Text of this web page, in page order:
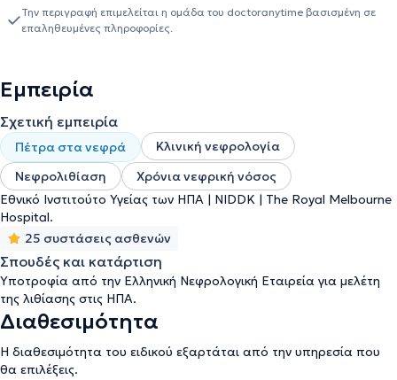
Έχει εργαστεί σε νοσοκομεία της Αυστραλίας, στο Εθνικό
Ινστιτούτο Υγείας των ΗΠΑ, και έχει διατελέσει σύμβουλος
Διαπίστευσης. Επιπροσθέτως, έχει διατελέσει Διευθύντρια στο
Κλινικής "Κυανούς Σταυρός" και Διευθύντρια της Νεφρολογικής
Μονάδας της Κλινικής "Γαληνός". Διαθέτει πολυάριθμες
δημοσιεύσεις και ανακοινώσεις σε επιστημονικά συνέδρια και έχει
υπάρξει προσκεκλημένη ομιλήτρια σε συνέδρια στην Ελλάδα και
στο εξωτερικό.
Την περιγραφή επιμελείται η ομάδα του doctoranytime βασισμένη σε
επαληθευμένες πληροφορίες.
Εμπειρία
Σχετική εμπειρία
Πέτρα στα νεφρά
Κλινική νεφρολογία
Νεφρολιθίαση
Χρόνια νεφρική νόσος
Εθνικό Ινστιτούτο Υγείας των ΗΠΑ | NIDDK | The Royal Melbourne
Hospital.
25 συστάσεις ασθενών
Σπουδές και κατάρτιση
Υποτροφία από την Ελληνική Νεφρολογική Εταιρεία για μελέτη
της λιθίασης στις ΗΠΑ.
Διαθεσιμότητα
Η διαθεσιμότητα του ειδικού εξαρτάται από την υπηρεσία που
θα επιλέξεις.